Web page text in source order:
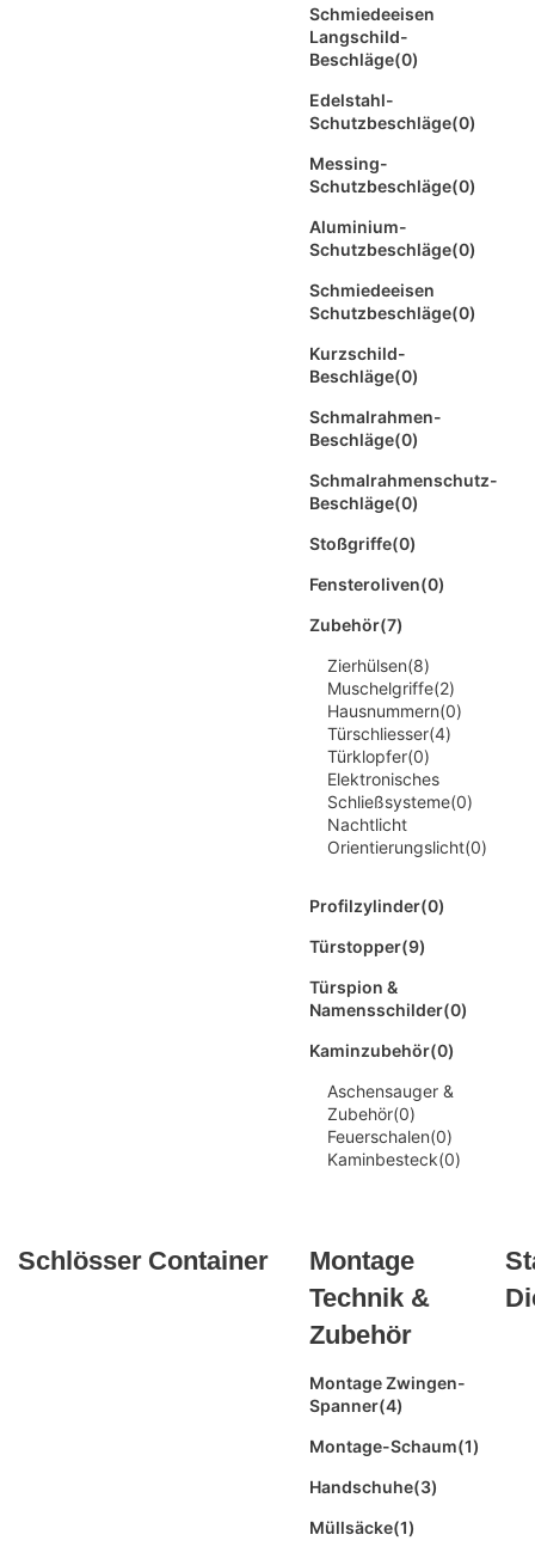
Schmiedeeisen
Langschild-
Beschläge(0)
Edelstahl-
Schutzbeschläge(0)
Messing-
Schutzbeschläge(0)
Aluminium-
Schutzbeschläge(0)
Schmiedeeisen
Schutzbeschläge(0)
Kurzschild-
Beschläge(0)
Schmalrahmen-
Beschläge(0)
Schmalrahmenschutz-
Beschläge(0)
Stoßgriffe(0)
Fensteroliven(0)
Zubehör(7)
Zierhülsen(8)
Muschelgriffe(2)
Hausnummern(0)
Türschliesser(4)
Türklopfer(0)
Elektronisches
Schließsysteme(0)
Nachtlicht
Orientierungslicht(0)
Profilzylinder(0)
Türstopper(9)
Türspion &
Namensschilder(0)
Kaminzubehör(0)
Aschensauger &
Zubehör(0)
Feuerschalen(0)
Kaminbesteck(0)
Schlösser Container
Montage
Technik &
Zubehör
Montage Zwingen-
Spanner(4)
Montage-Schaum(1)
Handschuhe(3)
Müllsäcke(1)